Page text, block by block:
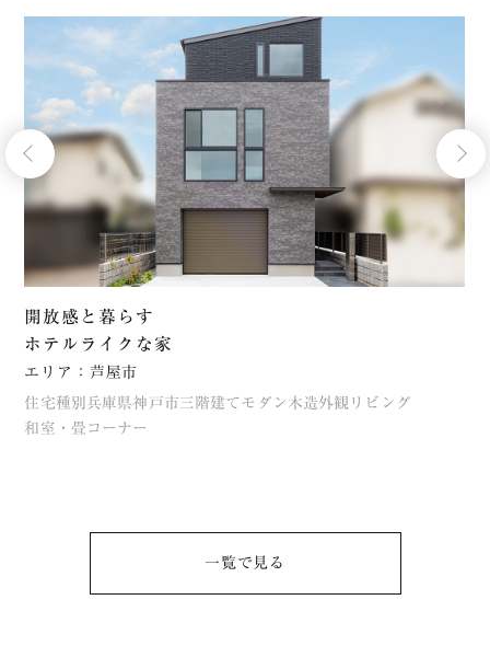
開放感と暮らす
ホテルライクな家
エリア：芦屋市
住宅種別 兵庫県神戸市 三階建てモダン 木造外観 リビング
和室・畳コーナー
一覧で⾒る